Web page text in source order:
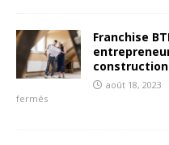
Franchise
construction
août 18, 2023
fermés